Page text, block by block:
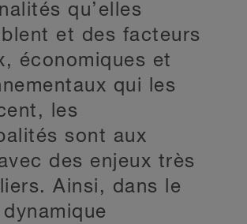
qu’elles
et des facteurs
économiques et
qui les
les
sont aux
des enjeux très
Ainsi, dans le